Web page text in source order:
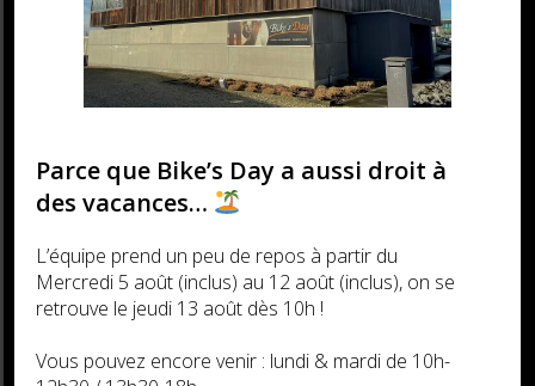
675nk
Envie de réserver ?
info@bikesday.be ou par téléphone :
+32 68 33 66
80.
Parce que Bike’s Day a aussi droit à
des vacances…
L’équipe prend un peu de repos à partir du
Mercredi 5 août (inclus) au 12 août (inclus), on se
retrouve le jeudi 13 août dès 10h !
Vous pouvez encore venir : lundi & mardi de 10h-